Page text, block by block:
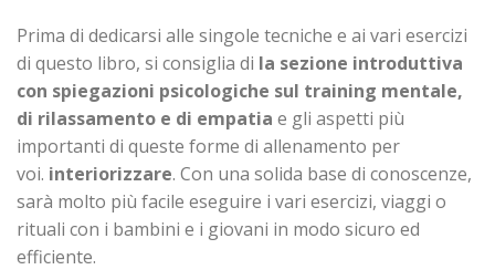
Prima di dedicarsi alle singole tecniche e ai vari esercizi
di questo libro, si consiglia di la sezione introduttiva
con spiegazioni psicologiche sul training mentale,
di rilassamento e di empatia e gli aspetti più
importanti di queste forme di allenamento per
voi. interiorizzare. Con una solida base di conoscenze,
sarà molto più facile eseguire i vari esercizi, viaggi o
rituali con i bambini e i giovani in modo sicuro ed
efficiente.